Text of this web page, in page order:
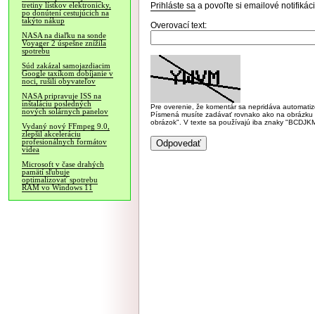
tretiny lístkov elektronicky,
po donútení cestujúcich na
takýto nákup
NASA na diaľku na sonde
Voyager 2 úspešne znížila
spotrebu
Súd zakázal samojazdiacim
Google taxíkom dobíjanie v
noci, rušili obyvateľov
NASA pripravuje ISS na
inštaláciu posledných
nových solárnych panelov
Vydaný nový FFmpeg 9.0,
zlepšil akceleráciu
profesionálnych formátov
videa
Microsoft v čase drahých
pamätí sľubuje
optimalizovať spotrebu
RAM vo Windows 11
Prihláste sa a povoľte si emailové
Overovací text:
Pre overenie, že komentár sa nepridáva
Písmená musíte zadávať rovnako ako na
obrázok". V texte sa používajú iba znaky